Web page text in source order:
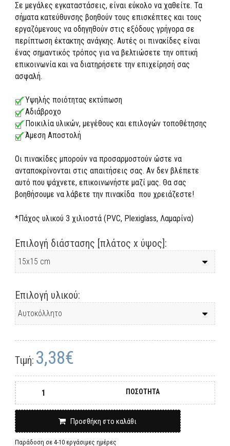
Σε μεγάλες εγκαταστάσεις, είναι εύκολο να χαθείτε. Τα
σήματα κατεύθυνσης βοηθούν τους επισκέπτες και τους
εργαζόμενους να οδηγηθούν στις εξόδους γρήγορα σε
περίπτωση έκτακτης ανάγκης. Αυτές οι πινακίδες είναι
ένας σημαντικός τρόπος για να βελτιώσετε την οπτική
επικοινωνία και να διατηρήσετε την επιχείρησή σας
ασφαλή.
Υψηλής ποιότητας εκτύπωση
Αδιάβροχο
Ποικιλία υλικών, μεγέθους και επιλογών τοποθέτησης
Άμεση Αποστολή
Οι πινακίδες μπορούν να προσαρμοστούν ώστε να
ανταποκρίνονται στις απαιτήσεις σας. Αν δεν βλέπετε
αυτό που ψάχνετε, επικοινωνήστε μαζί μας. Θα σας
βοηθήσουμε να λάβετε την πινακίδα που χρειάζεστε!
*Πάχος υλικού 3 χιλιοστά (PVC, Plexiglass, Λαμαρίνα)
Επιλογή διάστασης [πλάτος x ύψος]:
Επιλογή υλικού:
Τιμή: 3,38€
ΠΟΣΟΤΗΤΑ
Προσθήκη στο καλάθι
Παράδοση σε 4-10 εργάσιμες ημέρες